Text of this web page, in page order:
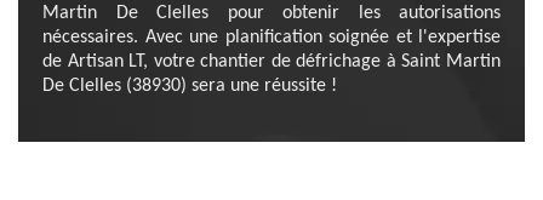
Martin De Clelles pour obtenir les autorisations
nécessaires. Avec une planification soignée et l'expertise
de Artisan LT, votre chantier de défrichage à Saint Martin
De Clelles (38930) sera une réussite !